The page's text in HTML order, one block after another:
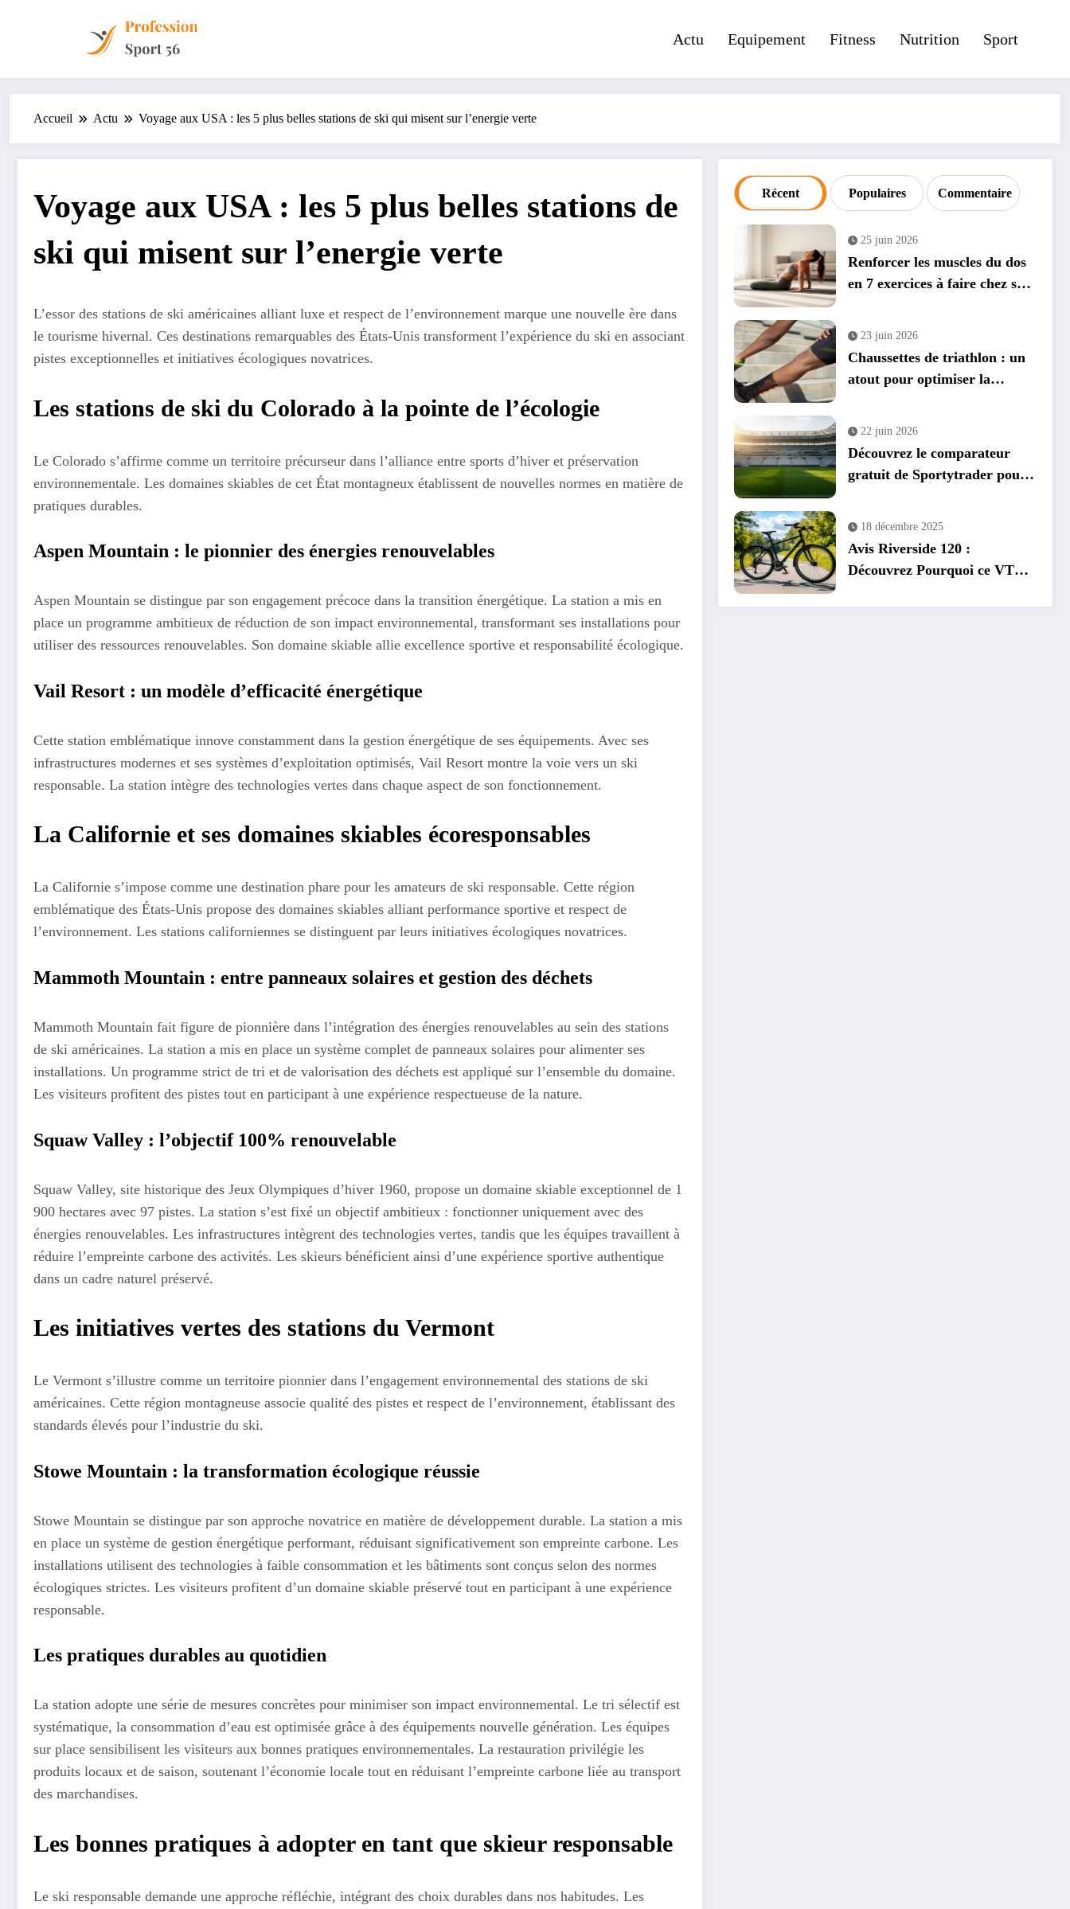
Actu Equipement Fitness Nutrition Sport
Accueil Actu Voyage aux USA : les 5 plus belles stations de ski qui misent sur l’energie verte
Voyage aux USA : les 5 plus belles stations de
ski qui misent sur l’energie verte
L’essor des stations de ski américaines alliant luxe et respect de l’environnement marque une nouvelle ère dans
le tourisme hivernal. Ces destinations remarquables des États-Unis transforment l’expérience du ski en associant
pistes exceptionnelles et initiatives écologiques novatrices.
Les stations de ski du Colorado à la pointe de l’écologie
Le Colorado s’affirme comme un territoire précurseur dans l’alliance entre sports d’hiver et préservation
environnementale. Les domaines skiables de cet État montagneux établissent de nouvelles normes en matière de
pratiques durables.
Aspen Mountain : le pionnier des énergies renouvelables
Aspen Mountain se distingue par son engagement précoce dans la transition énergétique. La station a mis en
place un programme ambitieux de réduction de son impact environnemental, transformant ses installations pour
utiliser des ressources renouvelables. Son domaine skiable allie excellence sportive et responsabilité écologique.
Vail Resort : un modèle d’efficacité énergétique
Cette station emblématique innove constamment dans la gestion énergétique de ses équipements. Avec ses
infrastructures modernes et ses systèmes d’exploitation optimisés, Vail Resort montre la voie vers un ski
responsable. La station intègre des technologies vertes dans chaque aspect de son fonctionnement.
La Californie et ses domaines skiables écoresponsables
La Californie s’impose comme une destination phare pour les amateurs de ski responsable. Cette région
emblématique des États-Unis propose des domaines skiables alliant performance sportive et respect de
l’environnement. Les stations californiennes se distinguent par leurs initiatives écologiques novatrices.
Mammoth Mountain : entre panneaux solaires et gestion des déchets
Mammoth Mountain fait figure de pionnière dans l’intégration des énergies renouvelables au sein des stations
de ski américaines. La station a mis en place un système complet de panneaux solaires pour alimenter ses
installations. Un programme strict de tri et de valorisation des déchets est appliqué sur l’ensemble du domaine.
Les visiteurs profitent des pistes tout en participant à une expérience respectueuse de la nature.
Squaw Valley : l’objectif 100% renouvelable
Squaw Valley, site historique des Jeux Olympiques d’hiver 1960, propose un domaine skiable exceptionnel de 1
900 hectares avec 97 pistes. La station s’est fixé un objectif ambitieux : fonctionner uniquement avec des
énergies renouvelables. Les infrastructures intègrent des technologies vertes, tandis que les équipes travaillent à
réduire l’empreinte carbone des activités. Les skieurs bénéficient ainsi d’une expérience sportive authentique
dans un cadre naturel préservé.
Les initiatives vertes des stations du Vermont
Le Vermont s’illustre comme un territoire pionnier dans l’engagement environnemental des stations de ski
américaines. Cette région montagneuse associe qualité des pistes et respect de l’environnement, établissant des
standards élevés pour l’industrie du ski.
Stowe Mountain : la transformation écologique réussie
Stowe Mountain se distingue par son approche novatrice en matière de développement durable. La station a mis
en place un système de gestion énergétique performant, réduisant significativement son empreinte carbone. Les
installations utilisent des technologies à faible consommation et les bâtiments sont conçus selon des normes
écologiques strictes. Les visiteurs profitent d’un domaine skiable préservé tout en participant à une expérience
responsable.
Les pratiques durables au quotidien
La station adopte une série de mesures concrètes pour minimiser son impact environnemental. Le tri sélectif est
systématique, la consommation d’eau est optimisée grâce à des équipements nouvelle génération. Les équipes
sur place sensibilisent les visiteurs aux bonnes pratiques environnementales. La restauration privilégie les
produits locaux et de saison, soutenant l’économie locale tout en réduisant l’empreinte carbone liée au transport
des marchandises.
Les bonnes pratiques à adopter en tant que skieur responsable
Le ski responsable demande une approche réfléchie, intégrant des choix durables dans nos habitudes. Les
Récent Populaires Commentaire
25 juin 2026
Renforcer les muscles du dos
en 7 exercices à faire chez soi
23 juin 2026
Chaussettes de triathlon : un
atout pour optimiser la
22 juin 2026
Découvrez le comparateur
gratuit de Sportytrader pour
18 décembre 2025
Avis Riverside 120 :
Découvrez Pourquoi ce VTC